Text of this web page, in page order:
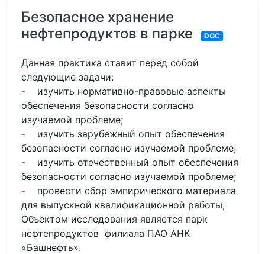
Безопасное хранение
нефтепродуктов в парке
DOC
Данная практика ставит перед собой
следующие задачи:
- изучить нормативно-правовые аспекты
обеспечения безопасности согласно
изучаемой проблеме;
- изучить зарубежный опыт обеспечения
безопасности согласно изучаемой проблеме;
- изучить отечественный опыт обеспечения
безопасности согласно изучаемой проблеме;
- провести сбор эмпирического материала
для выпускной квалификационной работы;
Объектом исследования является парк
нефтепродуктов филиала ПАО АНК
«Башнефть».